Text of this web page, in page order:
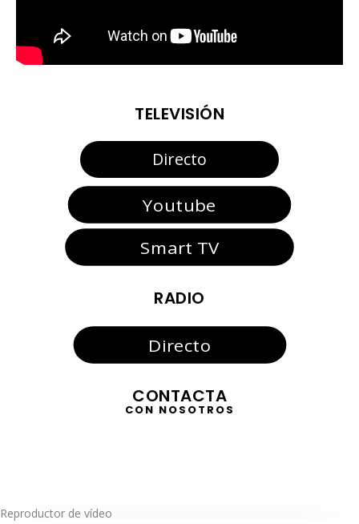
TELEVISIÓN
Directo
Youtube
Smart TV
RADIO
Directo
CONTACTA
CON NOSOTROS
Reproductor de vídeo